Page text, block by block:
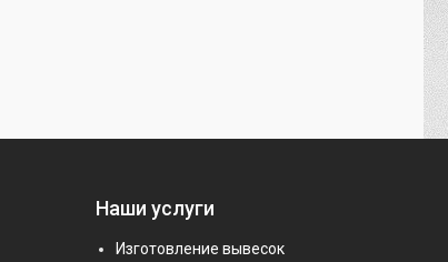
Наши услуги
Изготовление вывесок